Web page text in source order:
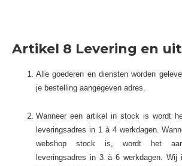
Artikel 8 Levering en
Alle goederen en diensten worden
je bestelling aangegeven adres.
Wanneer een artikel in stock is wordt
leveringsadres in 1 à 4 werkdagen.
webshop stock is, wordt het
leveringsadres in 3 à 6 werkdagen. Wij